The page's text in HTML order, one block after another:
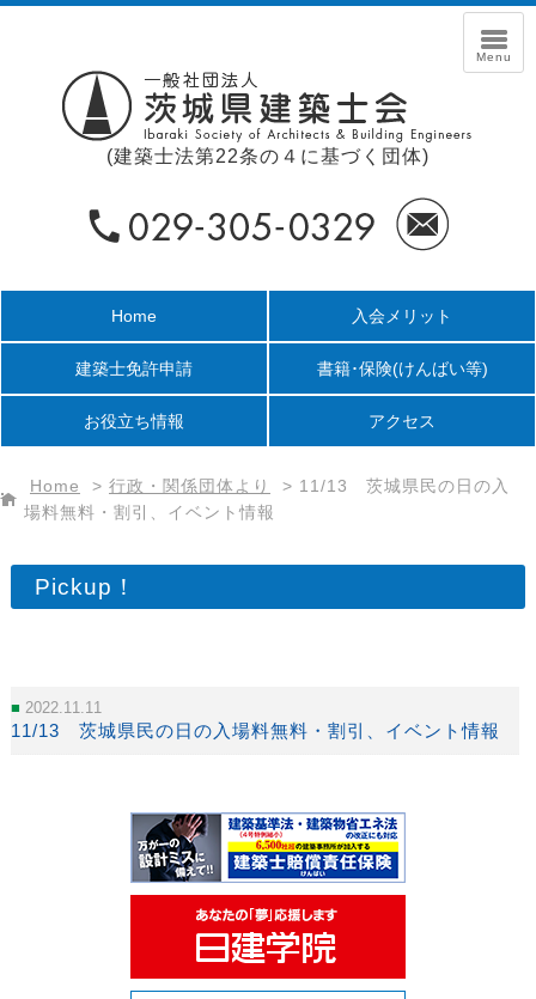
(建築士法第22条の４に基づく団体)
Home 入会メリット
建築士免許申請 書籍･保険(けんばい等)
お役立ち情報 アクセス
Home > 行政・関係団体より > 11/13 茨城県民の日の入
場料無料・割引、イベント情報
Pickup！
2022.11.11
11/13 茨城県民の日の入場料無料・割引、イベント情報